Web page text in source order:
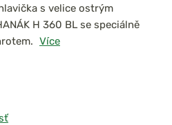
s velice ostrým
H 360 BL se speciálně
Více